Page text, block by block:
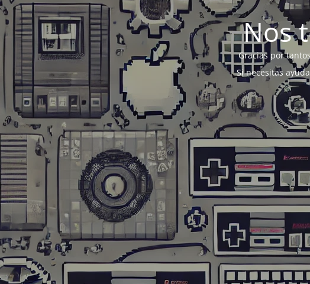
Nos
Gracias por
Si necesitas